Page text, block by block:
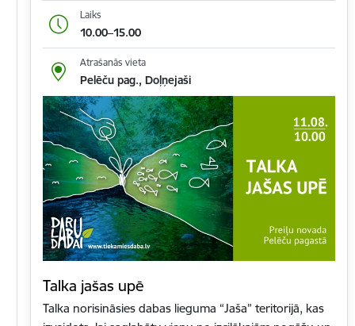
Laiks
10.00–15.00
Atrašanās vieta
Pelēču pag., Doļņejaši
Talka jašas upē
Talka norisināsies dabas lieguma “Jaša” teritorijā, kas